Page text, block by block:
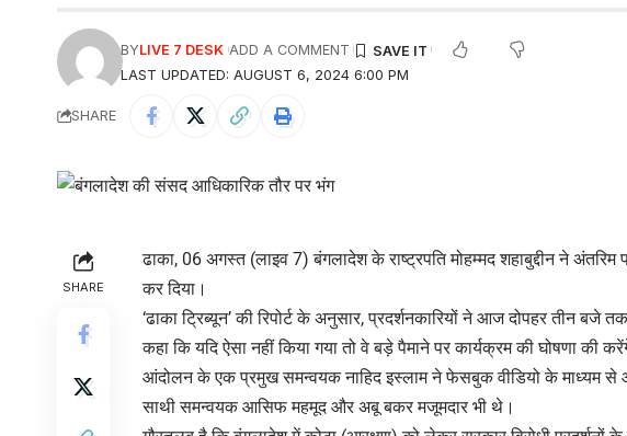
LAST UPDATED: AUGUST 6, 2024 6:00 PM
BYLIVE 7 DESK ADD A COMMENT
SHARE
SHARE
ढाका, 06 अगस्त (लाइव 7) बंगलादेश के राष्ट्रपति मोहम्मद शहाबुद्दीन ने
कर दिया।
‘ढाका ट्रिब्यून’ की रिपोर्ट के अनुसार, प्रदर्शनकारियों ने आज दोपहर तीन
कहा कि यदि ऐसा नहीं किया गया तो वे बड़े पैमाने पर कार्यक्रम की घोषणा की
आंदोलन के एक प्रमुख समन्वयक नाहिद इस्लाम ने फेसबुक वीडियो के माध्यम से
साथी समन्वयक आसिफ महमूद और अबू बकर मजूमदार भी थे।